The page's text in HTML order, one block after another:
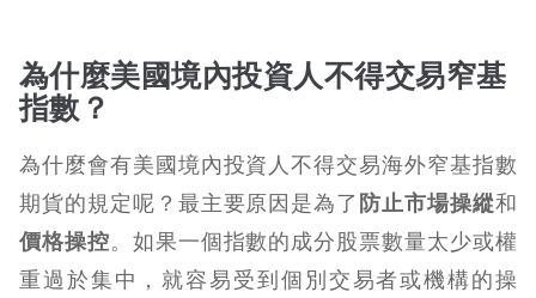
為什麼美國境內投資人不得交易窄基
指數？
為什麼會有美國境內投資人不得交易海外窄基指數
期貨的規定呢？最主要原因是為了 防止市場操縱和
價格操控。如果一個指數的成分股票數量太少或權
重過於集中，就容易受到個別交易者或機構的操